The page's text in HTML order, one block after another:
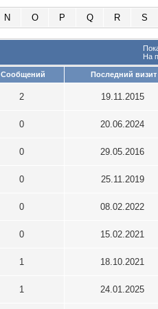
N O P Q R S
На
Сообщений Последний визит
2 19.11.2015
0 20.06.2024
0 29.05.2016
0 25.11.2019
0 08.02.2022
0 15.02.2021
1 18.10.2021
1 24.01.2025